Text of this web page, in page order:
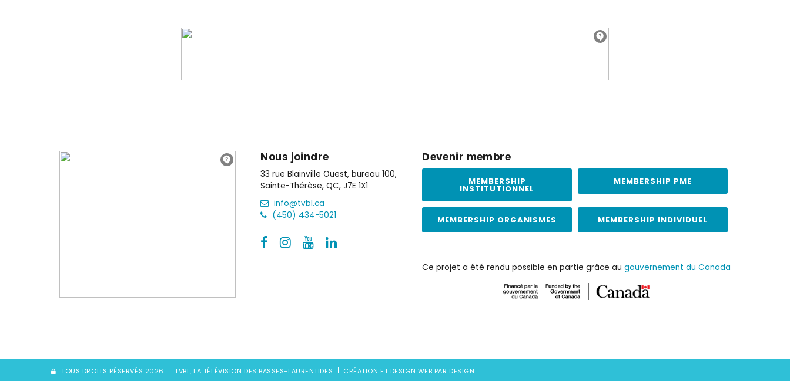
Nous joindre
33 rue Blainville Ouest, bureau 100,
Sainte-Thérèse, QC, J7E 1X1
info@tvbl.ca
(450) 434-5021
Devenir membre
MEMBERSHIP
INSTITUTIONNEL
MEMBERSHIP PME
MEMBERSHIP ORGANISMES MEMBERSHIP INDIVIDUEL
Ce projet a été rendu possible en partie grâce augouvernement du Canada
TOUS DROITS RÉSERVÉS 2026 TVBL, LA TÉLÉVISION DES BASSES-LAURENTIDES CRÉATION ET DESIGN WEB PAR DESIGN